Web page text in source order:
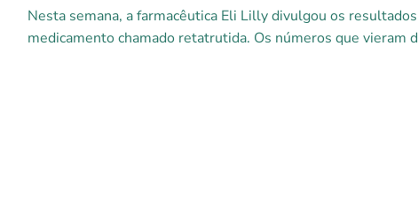
Nesta semana, a farmacêutica Eli Lilly divulgou os
medicamento chamado retatrutida. Os números que vieram